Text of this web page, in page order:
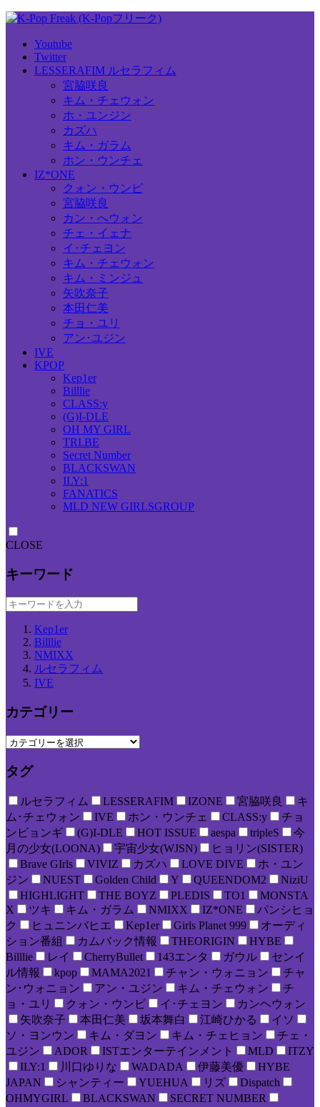
Youtube
Twitter
LESSERAFIM ルセラフィム
宮脇咲良
キム・チェウォン
ホ・ユンジン
カズハ
キム・ガラム
ホン・ウンチェ
IZ*ONE
クォン・ウンビ
宮脇咲良
カン・へウォン
チェ・イェナ
イ･チェヨン
キム・チェウォン
キム・ミンジュ
矢吹奈子
本田仁美
チョ・ユリ
アン･ユジン
IVE
KPOP
Kep1er
Billlie
CLASS:y
(G)I-DLE
OH MY GIRL
TRI.BE
Secret Number
BLACKSWAN
ILY:1
FANATICS
MLD NEW GIRLSGROUP
CLOSE
キーワード
Kep1er
Billlie
NMIXX
ルセラフィム
IVE
カテゴリー
タグ
ルセラフィム LESSERAFIM IZONE 宮脇咲良
キ
ム･チェウォン
IVE ホン・ウンチェ CLASS:y
チョ
ンビョンギ
(G)I-DLE HOT ISSUE aespa tripleS
今
月の少女(LOONA)
宇宙少女(WJSN)
ヒョリン(SISTER)
Brave GIrls
VIVIZ カズハ LOVE DIVE
ホ・ユン
ジン
NUEST Golden Child Y QUEENDOM2
NiziU
HIGHLIGHT
THE BOYZ PLEDIS TO1
MONSTA
X
ツキ キム・ガラム NMIXX IZ*ONE
パンシヒョ
ク
ヒュニンバヒエ Kep1er Girls Planet 999
オーディ
ション番組
カムバック情報 THEORIGIN
HYBE
Billlie
レイ CherryBullet 143エンタ ガウル
センイ
ル情報
kpop MAMA2021 チャン・ウォニョン
チャ
ン･ウォニョン
アン・ユジン キム・チェウォン
チ
ョ・ユリ
クォン・ウンビ イ･チェヨン
カンヘウォン
矢吹奈子
本田仁美 坂本舞白 江崎ひかる
イソ
ソ・ヨンウン
キム・ダヨン キム・チェヒョン
チェ・
ユジン
ADOR ISTエンターテインメント MLD
ITZY
ILY:1
川口ゆりな WADADA 伊藤美優
HYBE
JAPAN
シャンティー YUEHUA リズ
Dispatch
OHMYGIRL
BLACKSWAN
SECRET NUMBER